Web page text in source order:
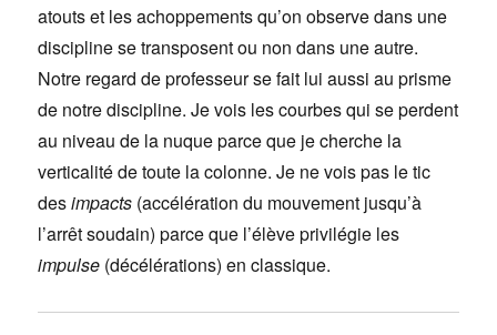
atouts et les achoppements qu’on observe dans une
discipline se transposent ou non dans une autre.
Notre regard de professeur se fait lui aussi au prisme
de notre discipline. Je vois les courbes qui se perdent
au niveau de la nuque parce que je cherche la
verticalité de toute la colonne. Je ne vois pas le tic
desimpacts (accélération du mouvement jusqu’à
l’arrêt soudain) parce que l’élève privilégie les
impulse (décélérations) en classique.